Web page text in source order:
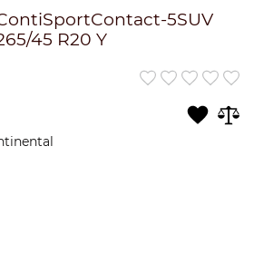
5SUV
45 R20 Y